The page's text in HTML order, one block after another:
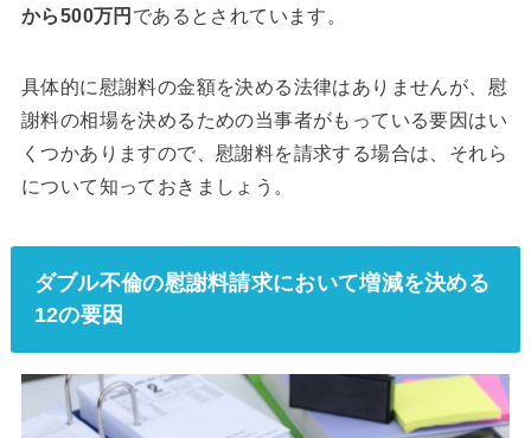
から500万円 であるとされています。
具体的に慰謝料の金額を決める法律はありませんが、慰
謝料の相場を決めるための当事者がもっている要因はい
くつかありますので、慰謝料を請求する場合は、それら
について知っておきましょう。
ダブル不倫の慰謝料請求において増減を決める
12の要因